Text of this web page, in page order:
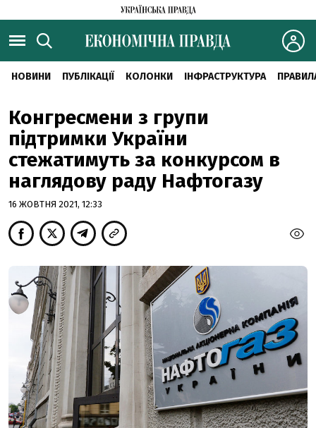
НОВИНИ ПУБЛІКАЦІЇ КОЛОНКИ ІНФРАСТРУКТУРА
Конгресмени з групи
підтримки України
стежатимуть за конкурсом в
наглядову раду Нафтогазу
16 ЖОВТНЯ 2021, 12:33